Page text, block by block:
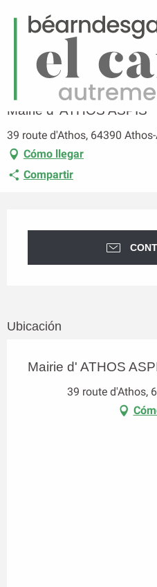
Menú
Página principal Mairie d' ATHOS
Mairie d' ATHOS ASPIS
39 route d'Athos, 64390
Cómo llegar
Compartir
Ubicación
Mairie d' ATHOS
39 route d'Athos,